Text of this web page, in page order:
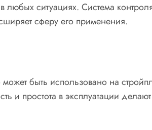
ситуациях. Система
сферу его применения.
быть использовано на
и простота в эксплуатации